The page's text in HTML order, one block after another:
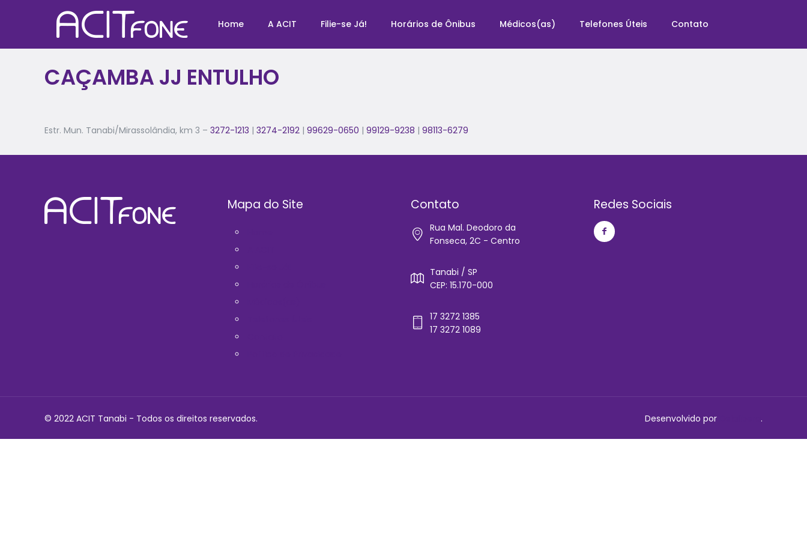
Home A ACIT Filie-se Já! Horários de Ônibus Médicos(as) Telefones Úteis Contato
CAÇAMBA JJ ENTULHO
Estr. Mun. Tanabi/Mirassolândia, km 3 –3272-1213 |3274-2192 |99629-0650 |99129-9238 |98113-6279
Mapa do Site Contato
Rua Mal. Deodoro da
Fonseca, 2C - Centro
Tanabi / SP
CEP: 15.170-000
17 3272 1385
17 3272 1089
Redes Sociais
© 2022 ACIT Tanabi - Todos os direitos reservados. Desenvolvido por .